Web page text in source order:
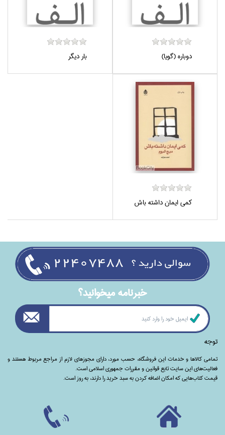
دوباره (گويا) بار ديگر
كمي ايمان داشته باش
خبرنامه ميخوانيد؟
توجه
تمامی‌ کالاها و خدمات این فروشگاه، حسب مورد،‌ دارای مجوزهای لازم از مراجع مربوط هستند ‌و‌‌
فعالیت‌های این سایت تابع قوانین و مقررات جمهوری اسلامی است.
قیمت کتاب‌هایی که امکان اضافه کردن به سبد خرید را دارند،‌ به روز است.